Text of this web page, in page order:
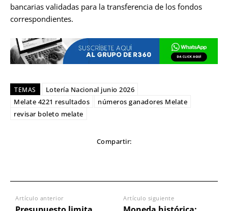
bancarias validadas para la transferencia de los fondos
correspondientes.
TEMAS
Lotería Nacional junio 2026
Melate 4221 resultados
números ganadores Melate
revisar boleto melate
Compartir:
Artículo anterior Artículo siguiente